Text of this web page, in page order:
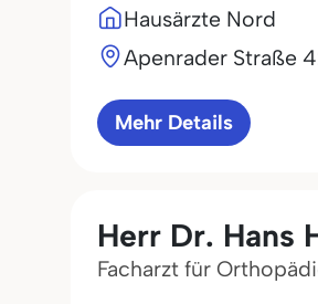
Hausärzte Nord
Apenrader Straße 4
Mehr Details
Herr Dr. Hans
Facharzt für